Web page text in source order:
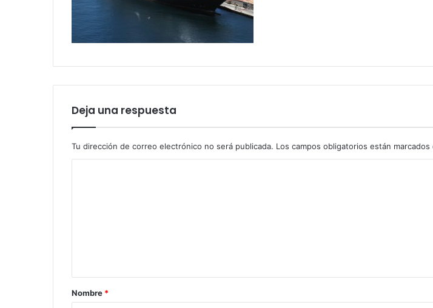
Deja una respuesta
Tu dirección de correo electrónico no será publicada. Los campos obligatorios están marcados
a
r
Nombre *